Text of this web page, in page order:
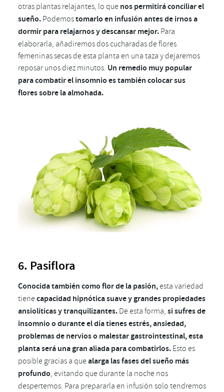
otras plantas relajantes, lo que nos permitirá conciliar el
sueño. Podemostomarlo en infusión antes de irnos a
dormir para relajarnos y descansar mejor. Para
elaborarla, añadiremos dos cucharadas de flores
femeninas secas de esta planta en una taza y dejaremos
reposar unos diez minutos. Un remedio muy popular
para combatir el insomnio es también colocar sus
flores sobre la almohada.
6. Pasiflora
Conocida también como flor de la pasión,esta variedad
tienecapacidad hipnótica suave y grandes propiedades
ansiolíticas y tranquilizantes. De esta forma, si sufres de
insomnio o durante el día tienes estrés, ansiedad,
problemas de nervios o malestar gastrointestinal, esta
planta será una gran aliada para combatirlos. Esto es
posible gracias a quealarga las fases del sueño más
profundo, evitando que durante la noche nos
despertemos. Para prepararla en infusión solo tendremos